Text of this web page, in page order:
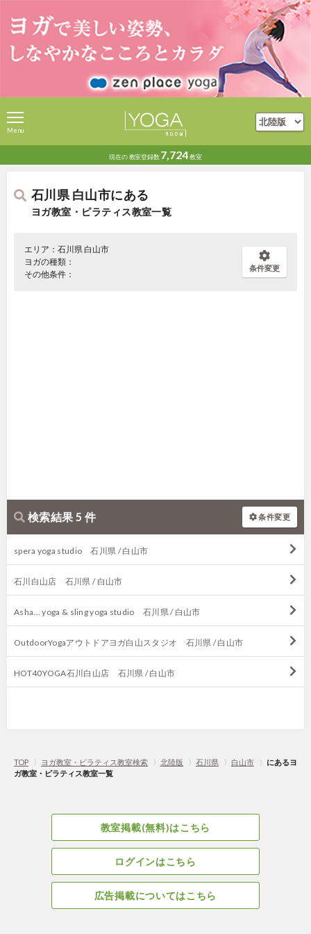
現在の教室登録数 7,724教室
Menu
石川県 白山市にある
ヨガ教室・ピラティス教室一覧
エリア：石川県 白山市
ヨガの種類：
その他条件：
条件変更
検索結果 5 件 条件変更
spera yoga studio 石川県 / 白山市
石川白山店 石川県 / 白山市
Asha... yoga & sling yoga studio 石川県 / 白山市
OutdoorYogaアウトドアヨガ白山スタジオ 石川県 / 白山市
HOT40YOGA石川白山店 石川県 / 白山市
TOP 〉 ヨガ教室・ピラティス教室検索 〉 北陸版 〉 石川県 〉 白山市 〉 にあるヨ
ガ教室・ピラティス教室一覧
教室掲載(無料)はこちら
ログインはこちら
広告掲載についてはこちら